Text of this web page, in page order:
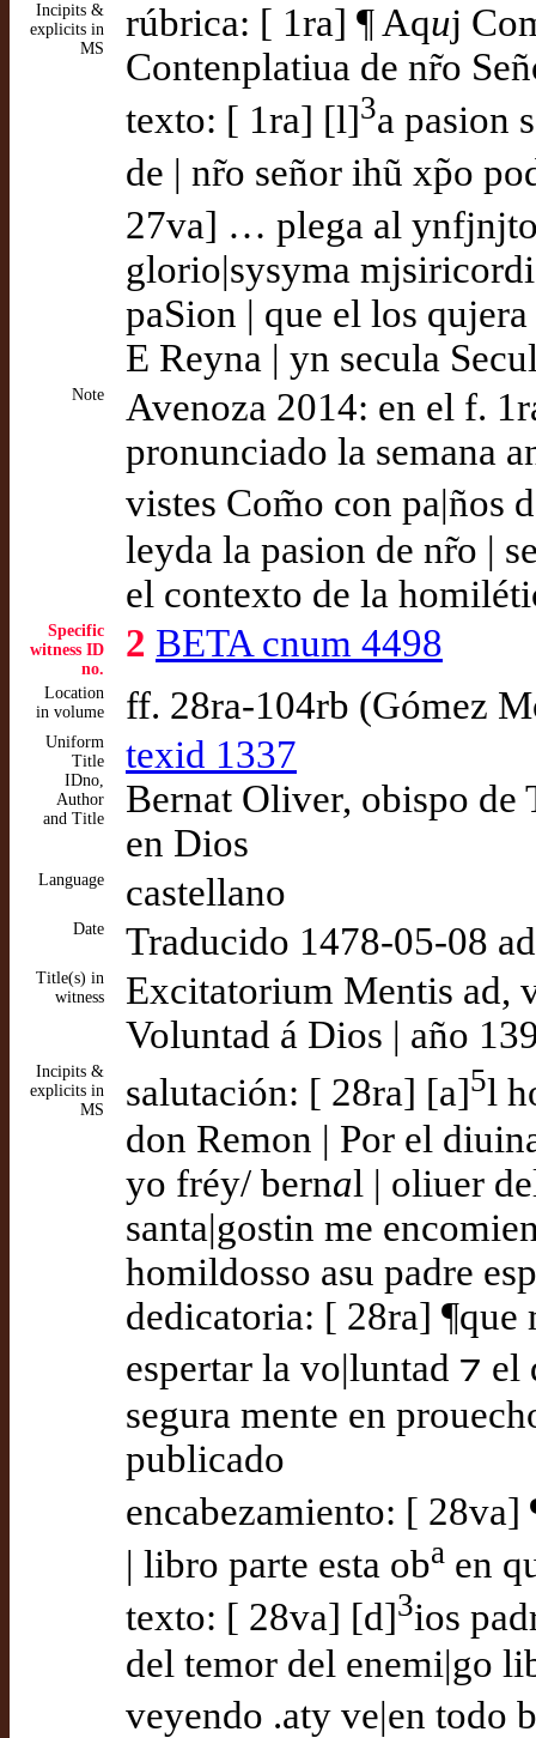
Incipits &
explicits in
MS
rúbrica: [ 1ra] ¶ Aquj
Contenplatiua de nr̃o
texto: [ 1ra] [l]3a pasion
de | nr̃o señor ihũ xp̃o
27va] … plega al
glorio|sysyma
paSion | que el los
E Reyna | yn secula
Note
Avenoza 2014: en el f.
pronunciado la semana
vistes Com̃o con pa|ños
leyda la pasion de nr̃o |
el contexto de la
Specific
witness ID
no.
2 BETA cnum 4498
Location
in volume
ff. 28ra-104rb (Gómez
Uniform
Title
IDno,
Author
and Title
texid 1337
Bernat Oliver, obispo de
en Dios
Language castellano
Date Traducido 1478-05-08
Title(s) in
witness
Excitatorium Mentis ad,
Voluntad á Dios | año
Incipits &
explicits in
MS
salutación: [ 28ra] [a]5l
don Remon | Por el
yo fréy/ bernal | oliuer
santa|gostin me
homildosso asu padre
dedicatoria: [ 28ra] ¶que
espertar la vo|luntad ⁊
segura mente en
publicado
encabezamiento: [ 28va]
| libro parte esta oba en
texto: [ 28va] [d]3ios
del temor del enemi|go
veyendo .aty ve|en todo